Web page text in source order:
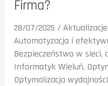
Firma?
28/07/2025 /
Automatyzacja i
Bezpieczeństwo w sieci,
Informatyk Wieluń,
Optymalizacja